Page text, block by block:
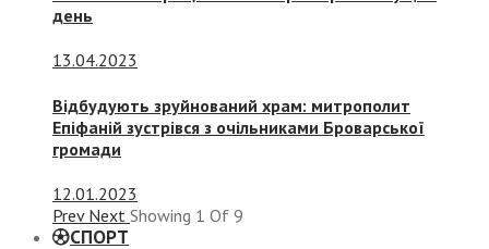
день
13.04.2023
Відбудують зруйнований храм: митрополит
Епіфаній зустрівся з очільниками Броварської
громади
12.01.2023
Prev Next Showing 1 Of 9
СПОРТ